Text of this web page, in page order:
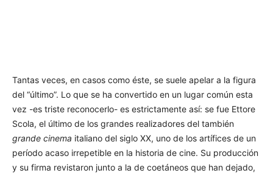
Tantas veces, en casos como éste, se suele apelar a la figura
del “último”. Lo que se ha convertido en un lugar común esta
vez -es triste reconocerlo- es estrictamente así: se fue Ettore
Scola, el último de los grandes realizadores del también
grande cinema italiano del siglo XX, uno de los artífices de un
período acaso irrepetible en la historia de cine. Su producción
y su firma revistaron junto a la de coetáneos que han dejado,